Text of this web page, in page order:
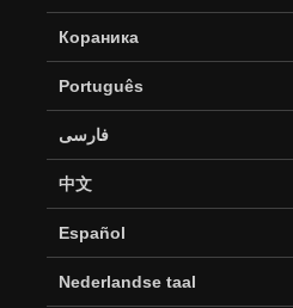
Кораника
Português
فارسی
中文
Español
Nederlandse taal